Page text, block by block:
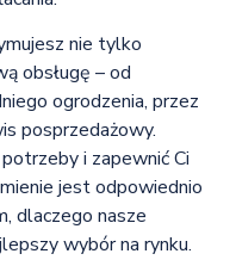
nie tylko
obsługę – od
ogrodzenia, przez
posprzedażowy.
i zapewnić Ci
jest odpowiednio
dlaczego nasze
wybór na rynku.